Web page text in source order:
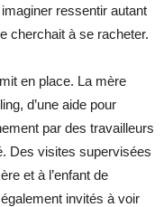
ressentir autant
cherchait à se racheter.
en place. La mère
d’une aide pour
par des travailleurs
Des visites supervisées
et à l’enfant de
invités à voir